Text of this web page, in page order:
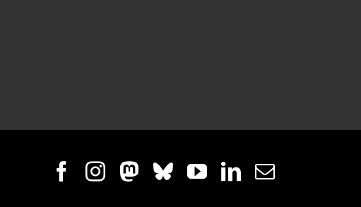
Facebook
InstagramMastodon
BlueskyYouTube
LinkedIn
E-